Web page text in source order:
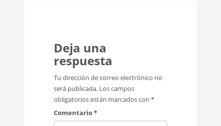
Deja una
respuesta
Tu dirección de correo electrónico no
será publicada. Los campos
obligatorios están marcados con *
Comentario*